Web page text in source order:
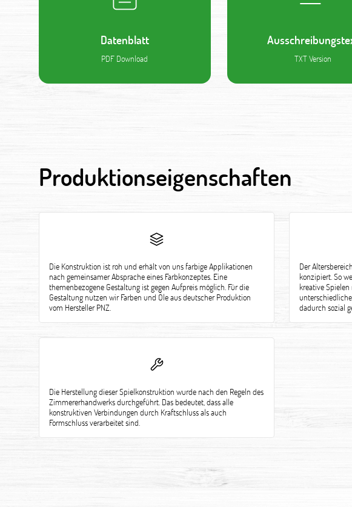
Datenblatt
PDF Download TXT Version
Produktionseigenschaften
Die Konstruktion ist roh und erhält von uns farbige Applikationen
nach gemeinsamer Absprache eines Farbkonzeptes. Eine
themenbezogene Gestaltung ist gegen Aufpreis möglich. Für die
Gestaltung nutzen wir Farben und Öle aus deutscher Produktion
vom Hersteller PNZ.
Der
konzipiert. So
kreative
dadurch sozial
Die Herstellung dieser Spielkonstruktion wurde nach den Regeln des
Zimmererhandwerks durchgeführt. Das bedeutet, dass alle
konstruktiven Verbindungen durch Kraftschluss als auch
Formschluss verarbeitet sind.